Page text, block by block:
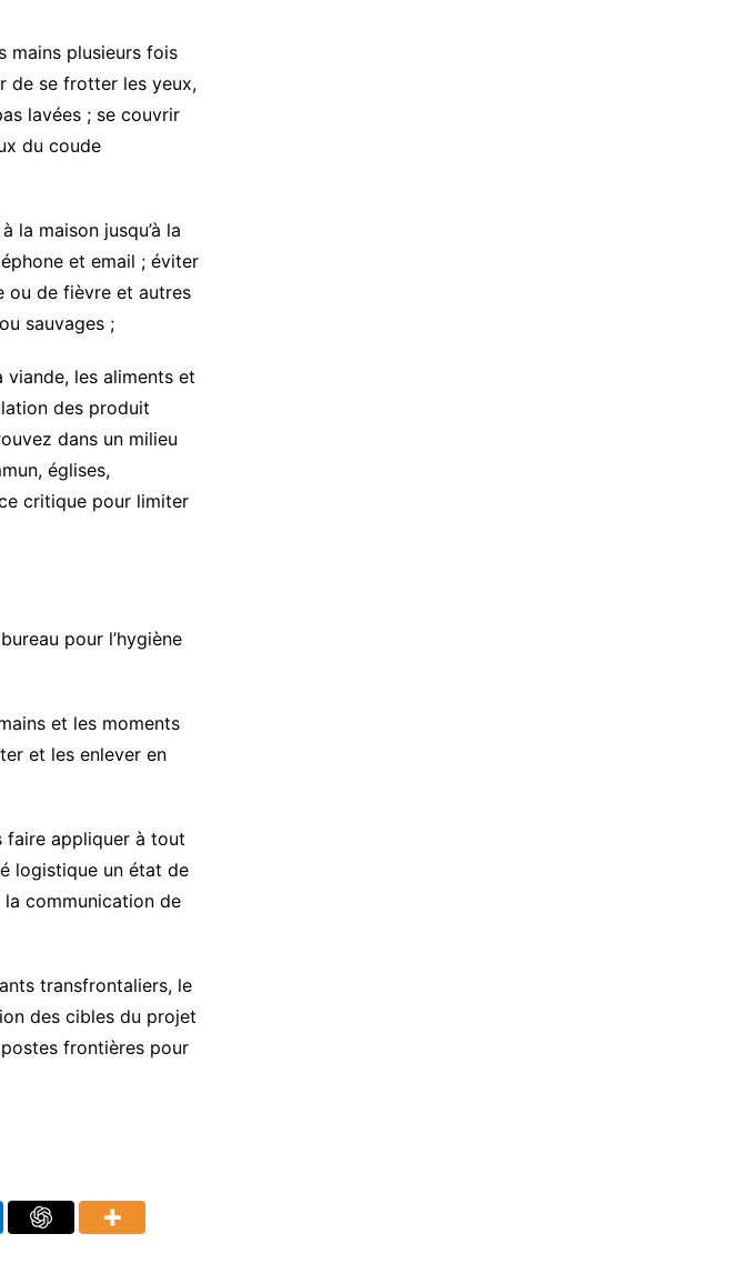
mains plusieurs fois
de se frotter les yeux,
lavées ; se couvrir
du coude
la maison jusqu’à la
et email ; éviter
ou de fièvre et autres
sauvages ;
les aliments et
des produit
dans un milieu
églises,
critique pour limiter
pour l’hygiène
et les moments
et les enlever en
faire appliquer à tout
logistique un état de
communication de
transfrontaliers, le
des cibles du projet
frontières pour